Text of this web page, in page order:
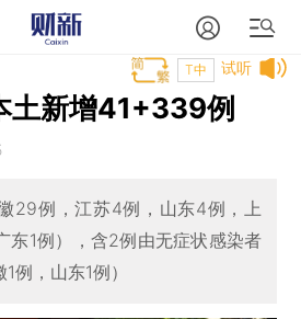
试听
T中
土新增41+339例
29例，江苏4例，山东4例，上
东1例），含2例由无症状感染者
例，山东1例）